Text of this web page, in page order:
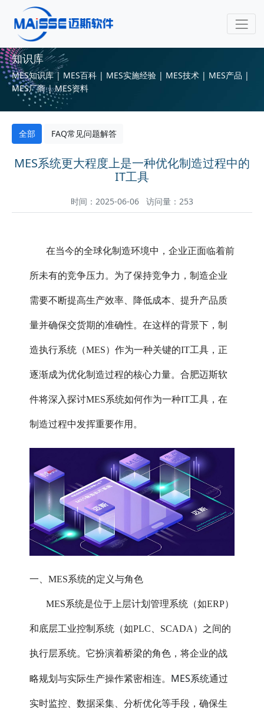
知识库
MES知识库 | MES百科 | MES实施经验 | MES技术 | MES产品 |
MES厂商 | MES资料
全部 FAQ常见问题解答
MES系统更大程度上是一种优化制造过程中的
IT工具
时间：2025-06-06 访问量：253
在当今的全球化制造环境中，企业正面临着前
所未有的竞争压力。为了保持竞争力，制造企业
需要不断提高生产效率、降低成本、提升产品质
量并确保交货期的准确性。在这样的背景下，制
造执行系统（MES）作为一种关键的IT工具，正
逐渐成为优化制造过程的核心力量。合肥迈斯软
件将深入探讨MES系统如何作为一种IT工具，在
制造过程中发挥重要作用。
一、MES系统的定义与角色
MES系统是位于上层计划管理系统（如ERP）
和底层工业控制系统（如PLC、SCADA）之间的
执行层系统。它扮演着桥梁的角色，将企业的战
略规划与实际生产操作紧密相连。 MES系统通过
实时监控、数据采集、分析优化等手段，确保生